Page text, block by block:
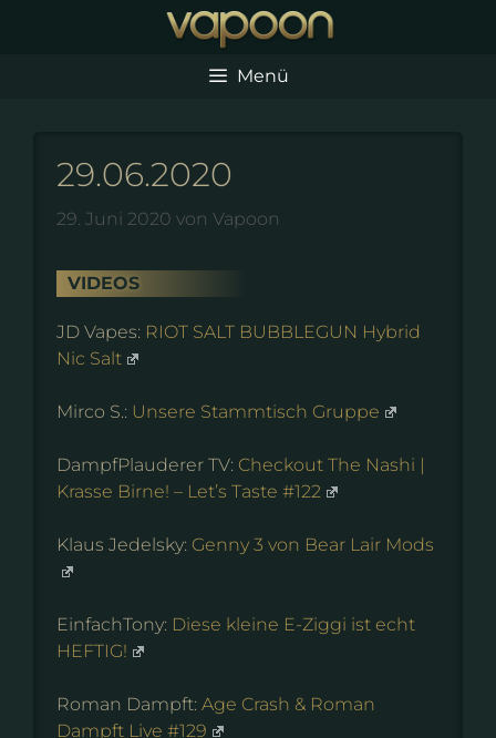
Menü
29.06.2020
29. Juni 2020 von Vapoon
VIDEOS
JD Vapes: RIOT SALT BUBBLEGUN Hybrid
Nic Salt
Mirco S.: Unsere Stammtisch Gruppe
DampfPlauderer TV: Checkout The Nashi |
Krasse Birne! – Let’s Taste #122
Klaus Jedelsky: Genny 3 von Bear Lair Mods
EinfachTony: Diese kleine E-Ziggi ist echt
HEFTIG!
Roman Dampft: Age Crash & Roman
Dampft Live #129